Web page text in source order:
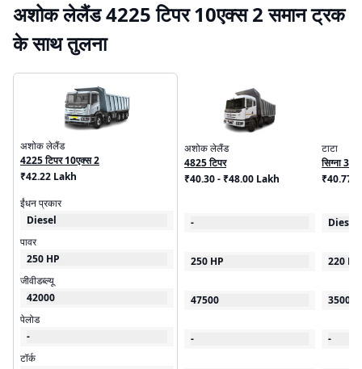
अशोक लेलैंड 4225 टिपर 10एक्स 2 समान ट्रक
के साथ तुलना
अशोक लेलैंड
4225 टिपर 10एक्स 2
₹42.22 Lakh
ईंधन प्रकार
Diesel
पावर
250 HP
जीवीडब्ल्यू
42000
पेलोड
-
टॉर्क
अशोक लेलैंड
4825 टिपर
₹40.30 - ₹48.00 Lakh
-
250 HP
47500
-
टाटा
सिग्ना
₹40.77
Diesel
220 HP
35000
-